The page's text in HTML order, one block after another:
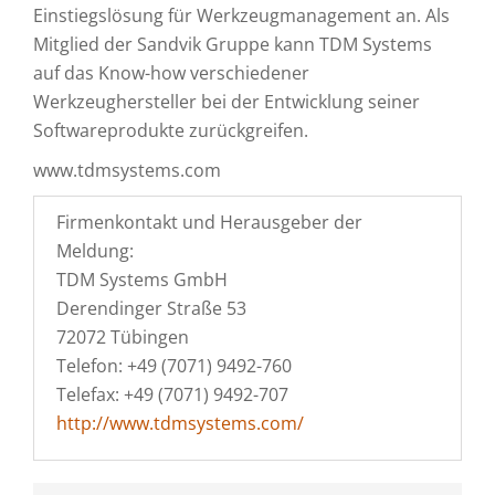
Einstiegslösung für Werkzeugmanagement an. Als
Mitglied der Sandvik Gruppe kann TDM Systems
auf das Know-how verschiedener
Werkzeughersteller bei der Entwicklung seiner
Softwareprodukte zurückgreifen.
www.tdmsystems.com
Firmenkontakt und Herausgeber der
Meldung:
TDM Systems GmbH
Derendinger Straße 53
72072 Tübingen
Telefon: +49 (7071) 9492-760
Telefax: +49 (7071) 9492-707
http://www.tdmsystems.com/